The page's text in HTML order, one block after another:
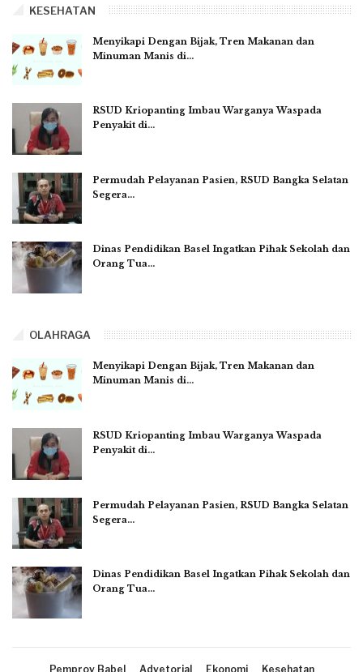
KESEHATAN
Menyikapi Dengan Bijak, Tren Makanan dan
Minuman Manis di…
RSUD Kriopanting Imbau Warganya Waspada
Penyakit di…
Permudah Pelayanan Pasien, RSUD Bangka Selatan
Segera…
Dinas Pendidikan Basel Ingatkan Pihak Sekolah dan
Orang Tua…
OLAHRAGA
Menyikapi Dengan Bijak, Tren Makanan dan
Minuman Manis di…
RSUD Kriopanting Imbau Warganya Waspada
Penyakit di…
Permudah Pelayanan Pasien, RSUD Bangka Selatan
Segera…
Dinas Pendidikan Basel Ingatkan Pihak Sekolah dan
Orang Tua…
Pemprov Babel Advetorial Ekonomi Kesehatan